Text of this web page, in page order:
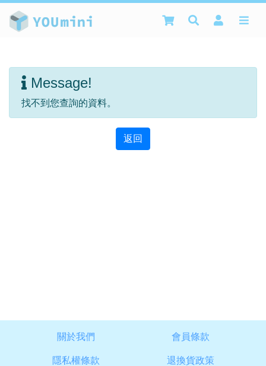
Message!
找不到您查詢的資料。
返回
關於我們 會員條款
隱私權條款 退換貨政策